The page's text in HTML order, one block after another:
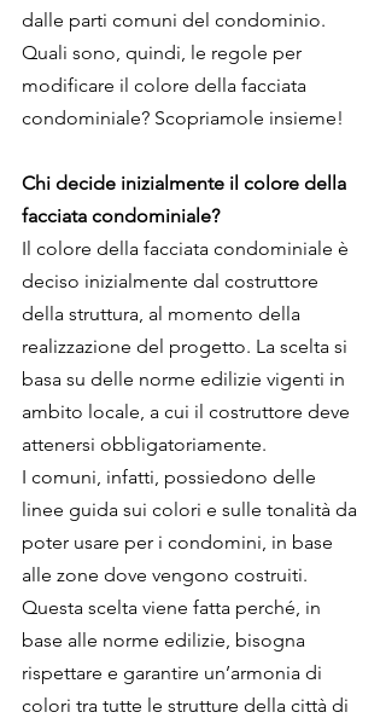
dalle parti comuni del condominio.
Quali sono, quindi, le regole per
modificare il colore della facciata
condominiale? Scopriamole insieme!
Chi decide inizialmente il colore della
facciata condominiale?
Il colore della facciata condominiale è
deciso inizialmente dal costruttore
della struttura, al momento della
realizzazione del progetto. La scelta si
basa su delle norme edilizie vigenti in
ambito locale, a cui il costruttore deve
attenersi obbligatoriamente.
I comuni, infatti, possiedono delle
linee guida sui colori e sulle tonalità da
poter usare per i condomini, in base
alle zone dove vengono costruiti.
Questa scelta viene fatta perché, in
base alle norme edilizie, bisogna
rispettare e garantire un’armonia di
colori tra tutte le strutture della città di